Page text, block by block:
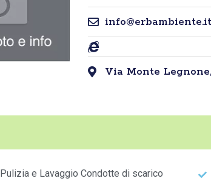
info@erbambiente.it
Via Monte
Pulizia e Lavaggio Condotte di scarico